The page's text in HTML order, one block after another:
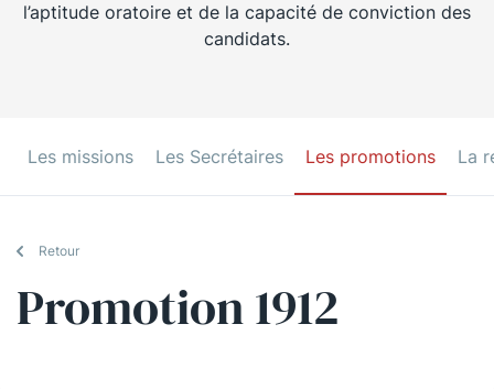
l’aptitude oratoire et de la capacité de conviction des
candidats.
Les missions Les Secrétaires Les promotions La
Retour
Promotion 1912